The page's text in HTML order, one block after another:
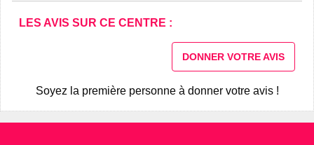
LES AVIS SUR CE CENTRE :
DONNER VOTRE AVIS
Soyez la première personne à donner votre avis !